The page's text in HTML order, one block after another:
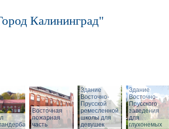
Калининград"
Восточная
пожарная
часть
Здание
Восточно-
Прусской
ремесленной
школы для
девушек
Здание
Восточно-
Прусского
заведения
для
глухонемых